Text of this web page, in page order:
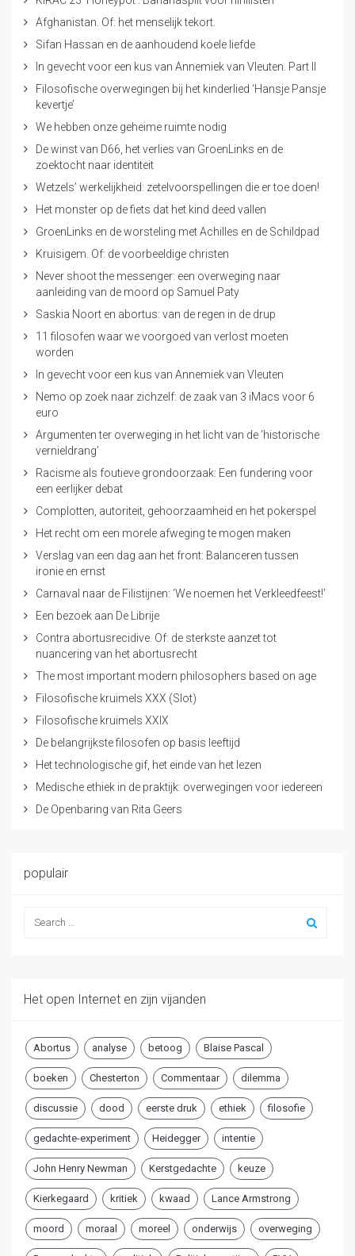
Afghanistan. Of: het menselijk tekort.
Sifan Hassan en de aanhoudend koele liefde
In gevecht voor een kus van Annemiek van Vleuten. Part II
Filosofische overwegingen bij het kinderlied ‘Hansje Pansje
kevertje’
We hebben onze geheime ruimte nodig
De winst van D66, het verlies van GroenLinks en de
zoektocht naar identiteit
Wetzels’ werkelijkheid: zetelvoorspellingen die er toe doen!
Het monster op de fiets dat het kind deed vallen
GroenLinks en de worsteling met Achilles en de Schildpad
Kruisigem. Of: de voorbeeldige christen
Never shoot the messenger: een overweging naar
aanleiding van de moord op Samuel Paty
Saskia Noort en abortus: van de regen in de drup
11 filosofen waar we voorgoed van verlost moeten
worden
In gevecht voor een kus van Annemiek van Vleuten
Nemo op zoek naar zichzelf: de zaak van 3 iMacs voor 6
euro
Argumenten ter overweging in het licht van de ‘historische
vernieldrang’
Racisme als foutieve grondoorzaak: Een fundering voor
een eerlijker debat
Complotten, autoriteit, gehoorzaamheid en het pokerspel
Het recht om een morele afweging te mogen maken
Verslag van een dag aan het front: Balanceren tussen
ironie en ernst
Carnaval naar de Filistijnen: ‘We noemen het Verkleedfeest!’
Een bezoek aan De Librije
Contra abortusrecidive. Of: de sterkste aanzet tot
nuancering van het abortusrecht
The most important modern philosophers based on age
Filosofische kruimels XXX (Slot)
Filosofische kruimels XXIX
De belangrijkste filosofen op basis leeftijd
Het technologische gif, het einde van het lezen
Medische ethiek in de praktijk: overwegingen voor iedereen
De Openbaring van Rita Geers
populair
Het open Internet en zijn vijanden
Abortus analyse betoog Blaise Pascal
boeken Chesterton Commentaar dilemma
discussie dood eerste druk ethiek filosofie
gedachte-experiment Heidegger intentie
John Henry Newman Kerstgedachte keuze
Kierkegaard kritiek kwaad Lance Armstrong
moord moraal moreel onderwijs overweging